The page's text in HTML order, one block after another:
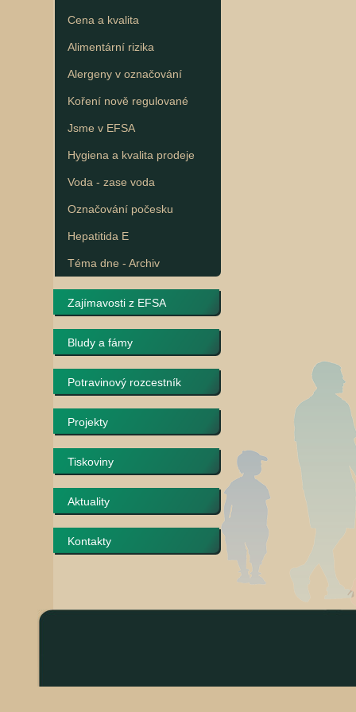
Cena a kvalita
Alimentární rizika
Alergeny v označování
Koření nově regulované
Jsme v EFSA
Hygiena a kvalita prodeje
Voda - zase voda
Označování počesku
Hepatitida E
Téma dne - Archiv
Zajímavosti z EFSA
Bludy a fámy
Potravinový rozcestník
Projekty
Tiskoviny
Aktuality
Kontakty